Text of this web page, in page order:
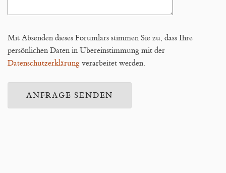
Mit Absenden dieses Forumlars stimmen Sie zu, dass Ihre
persönlichen Daten in Übereinstimmung mit der
Datenschutzerklärung verarbeitet werden.